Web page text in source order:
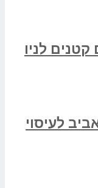
לניו
לעיסוי